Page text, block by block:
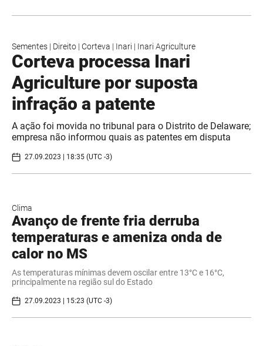
Sementes | Direito | Corteva | Inari | Inari Agriculture
Corteva processa Inari
Agriculture por suposta
infração a patente
A ação foi movida no tribunal para o Distrito de Delaware;
empresa não informou quais as patentes em disputa
27.09.2023 | 18:35 (UTC -3)
Clima
Avanço de frente fria derruba
temperaturas e ameniza onda de
calor no MS
As temperaturas mínimas devem oscilar entre 13°C e 16°C,
principalmente na região sul do Estado
27.09.2023 | 15:23 (UTC -3)